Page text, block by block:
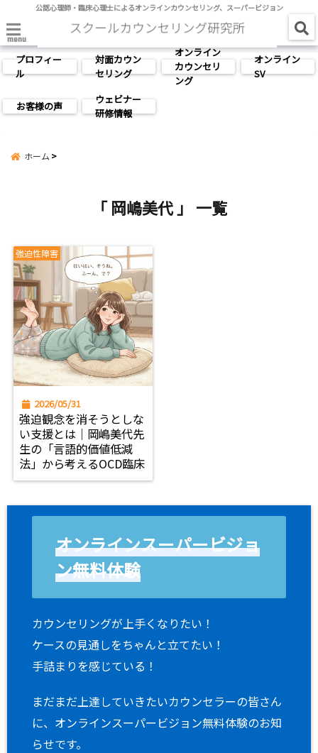
公認心理師・臨床心理士によるオンラインカウンセリング、スーパービジョン
menu
プロフィー
ル
対面カウン
セリング
オンライン
カウンセリ
ング
オンライン
SV
お客様の声
ウェビナー
研修情報
ホーム
「 岡嶋美代 」 一覧
強迫性障害
2026/05/31
強迫観念を消そうとしな
い支援とは｜岡嶋美代先
生の「言語的価値低減
法」から考えるOCD臨床
オンラインスーパービジョ
ン無料体験
カウンセリングが上手くなりたい！
ケースの見通しをちゃんと立てたい！
手詰まりを感じている！
まだまだ上達していきたいカウンセラーの皆さん
に、オンラインスーパービジョン無料体験のお知
らせです。